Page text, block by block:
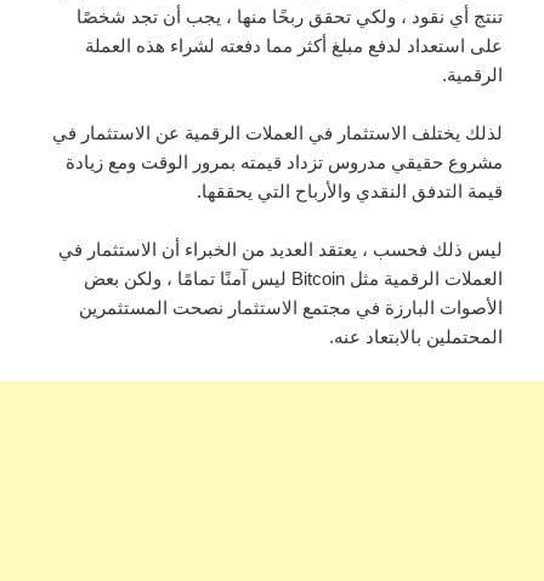
تنتج أي نقود ، ولكي تحقق ربحًا منها ، يجب أن تجد شخصًا
على استعداد لدفع مبلغ أكثر مما دفعته لشراء هذه العملة
الرقمية.
لذلك يختلف الاستثمار في العملات الرقمية عن الاستثمار في
مشروع حقيقي مدروس تزداد قيمته بمرور الوقت ومع زيادة
قيمة التدفق النقدي والأرباح التي يحققها.
ليس ذلك فحسب ، يعتقد العديد من الخبراء أن الاستثمار في
العملات الرقمية مثل Bitcoin ليس آمنًا تمامًا ، ولكن بعض
الأصوات البارزة في مجتمع الاستثمار نصحت المستثمرين
المحتملين بالابتعاد عنه.